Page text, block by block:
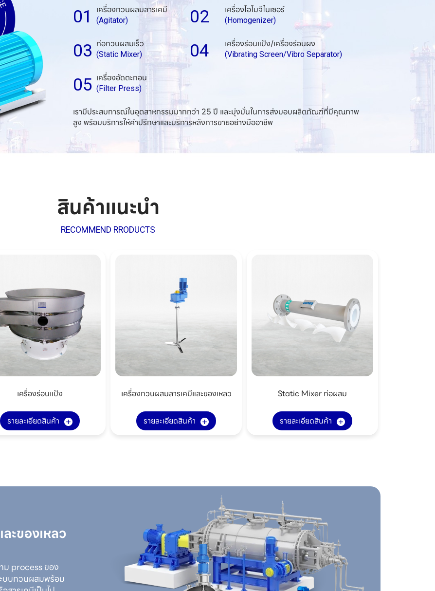
01 (Agitator) 02 เครื่องโฮโมจีไนเซอร์
(Homogenizer)
03 (Static Mixer) 04 (Vibrating Screen/Vibro Separator)
05 (Filter Press)
เรามีประสบการณ์ในอุตสาหกรรมมากกว่า 25 ปี และมุ่งมั่นในการส่งมอบผลิตภัณฑ์ที่มีคุณภาพ
สูง พร้อมบริการให้คำปรึกษาและบริการหลังการขายอย่างมืออาชีพ
สินค้าแนะนำ
RECOMMEND RRODUCTS
เครื่องร่อนแป้ง
รายละเอียดสินค้า
เครื่องกวนผสมสารเคมีและของเหลว
รายละเอียดสินค้า
Static Mixer ท่อผสม
รายละเอียดสินค้า
ะของเหลว
ม process ของ
บบกวนผสมพร้อม